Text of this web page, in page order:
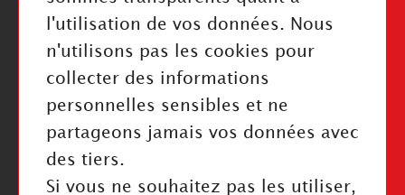
RESTEZ INFORMÉ
l'utilisation de vos données. Nous
n'utilisons pas les cookies pour
collecter des informations
personnelles sensibles et ne
partageons jamais vos données avec
des tiers.
Si vous ne souhaitez pas les utiliser,